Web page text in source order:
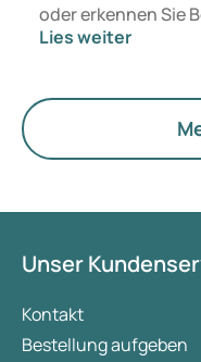
oder erkennen Sie
passen?
Hormone, den
Lies weiter
Unser
Kontakt
Bestellung aufgeben